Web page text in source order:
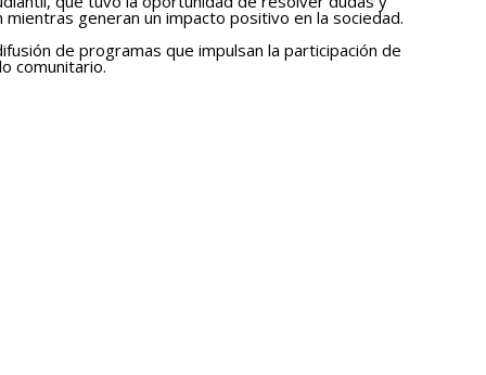
generan un impacto positivo en la sociedad.
de programas que impulsan la participación de
comunitario.